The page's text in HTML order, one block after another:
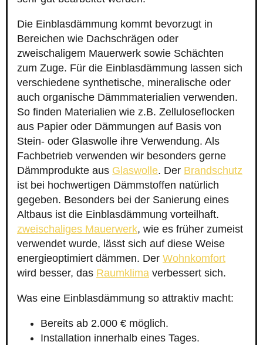
Die Einblasdämmung kommt bevorzugt in
Bereichen wie Dachschrägen oder
zweischaligem Mauerwerk sowie Schächten
zum Zuge. Für die Einblasdämmung lassen sich
verschiedene synthetische, mineralische oder
auch organische Dämmmaterialien verwenden.
So finden Materialien wie z.B. Zelluloseflocken
aus Papier oder Dämmungen auf Basis von
Stein- oder Glaswolle ihre Verwendung. Als
Fachbetrieb verwenden wir besonders gerne
Dämmprodukte aus Glaswolle. Der Brandschutz
ist bei hochwertigen Dämmstoffen natürlich
gegeben. Besonders bei der Sanierung eines
Altbaus ist die Einblasdämmung vorteilhaft.
zweischaliges Mauerwerk, wie es früher zumeist
verwendet wurde, lässt sich auf diese Weise
energieoptimiert dämmen. Der Wohnkomfort
wird besser, das Raumklima verbessert sich.
Was eine Einblasdämmung so attraktiv macht:
Bereits ab 2.000 € möglich.
Installation innerhalb eines Tages.